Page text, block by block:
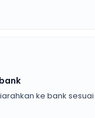
ke bank